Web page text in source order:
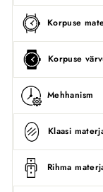
Korpuse
Korpuse
Mehhanism
Klaasi
Rihma